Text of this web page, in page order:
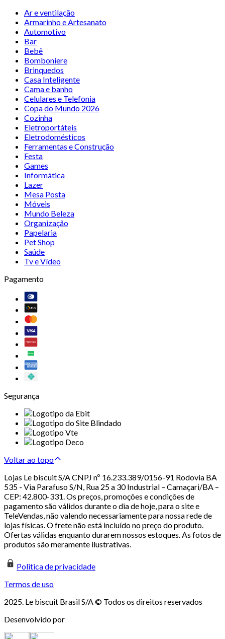
Ar e ventilação
Armarinho e Artesanato
Automotivo
Bar
Bebê
Bomboniere
Brinquedos
Casa Inteligente
Cama e banho
Celulares e Telefonia
Copa do Mundo 2026
Cozinha
Eletroportáteis
Eletrodomésticos
Ferramentas e Construção
Festa
Games
Informática
Lazer
Mesa Posta
Móveis
Mundo Beleza
Organização
Papelaria
Pet Shop
Saúde
Tv e Vídeo
Pagamento
Segurança
Voltar ao topo
Lojas Le biscuit S/A CNPJ nº 16.233.389/0156-91 Rodovia BA
535 - Via Parafuso S/N, Rua 25 a 30 Industrial – Camaçari/BA –
CEP: 42.800-331. Os preços, promoções e condições de
pagamento são válidos durante o dia de hoje, para o site e
TeleVendas, não valendo necessariamente para nossa rede de
lojas físicas. O frete não está incluído no preço do produto.
Ofertas válidas enquanto durarem nossos estoques. As fotos de
produtos são meramente ilustrativas.
Politica de privacidade
Termos de uso
2025. Le biscuit Brasil S/A © Todos os direitos reservados
Desenvolvido por